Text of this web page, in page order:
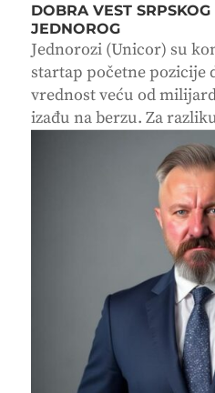
DOBRA VEST
JEDNOROG
Jednorozi (Unicor) su
startap početne pozicije
vrednost veću od
izađu na berzu. Za